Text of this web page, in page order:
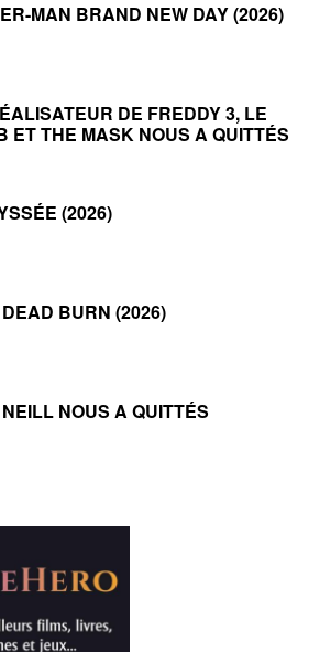
MAN BRAND NEW DAY (2026)
DE FREDDY 3, LE
ET THE MASK NOUS A QUITTÉS
(2026)
BURN (2026)
NOUS A QUITTÉS